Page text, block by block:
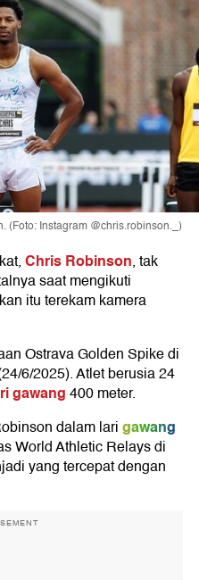
(Foto: Instagram @chris.robinson._)
Chris Robinson, tak
saat mengikuti
itu terekam kamera
Ostrava Golden Spike di
6/2025). Atlet berusia 24
gawang400 meter.
dalam larigawang
World Athletic Relays di
yang tercepat dengan